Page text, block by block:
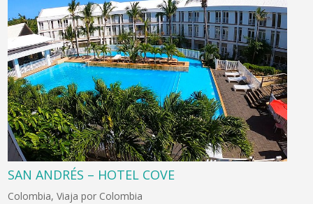
SAN ANDRÉS – HOTEL COVE
Colombia,Viaja por Colombia